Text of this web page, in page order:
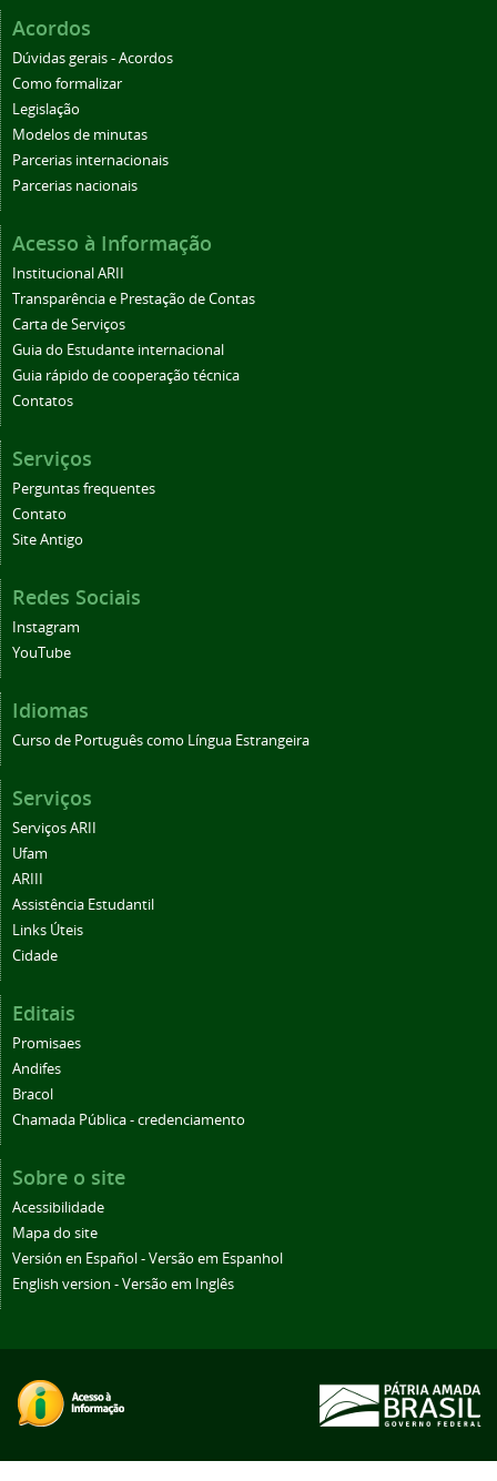
Acordos
Dúvidas gerais - Acordos
Como formalizar
Legislação
Modelos de minutas
Parcerias internacionais
Parcerias nacionais
Acesso à Informação
Institucional ARII
Transparência e Prestação de Contas
Carta de Serviços
Guia do Estudante internacional
Guia rápido de cooperação técnica
Contatos
Serviços
Perguntas frequentes
Contato
Site Antigo
Redes Sociais
Instagram
YouTube
Idiomas
Curso de Português como Língua Estrangeira
Serviços
Serviços ARII
Ufam
ARIII
Assistência Estudantil
Links Úteis
Cidade
Editais
Promisaes
Andifes
Bracol
Chamada Pública - credenciamento
Sobre o site
Acessibilidade
Mapa do site
Versión en Español - Versão em Espanhol
English version - Versão em Inglês